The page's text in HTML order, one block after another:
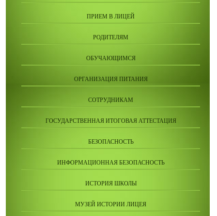
ПРИЕМ В ЛИЦЕЙ
РОДИТЕЛЯМ
ОБУЧАЮЩИМСЯ
ОРГАНИЗАЦИЯ ПИТАНИЯ
СОТРУДНИКАМ
ГОСУДАРСТВЕННАЯ ИТОГОВАЯ АТТЕСТАЦИЯ
БЕЗОПАСНОСТЬ
ИНФОРМАЦИОННАЯ БЕЗОПАСНОСТЬ
ИСТОРИЯ ШКОЛЫ
МУЗЕЙ ИСТОРИИ ЛИЦЕЯ